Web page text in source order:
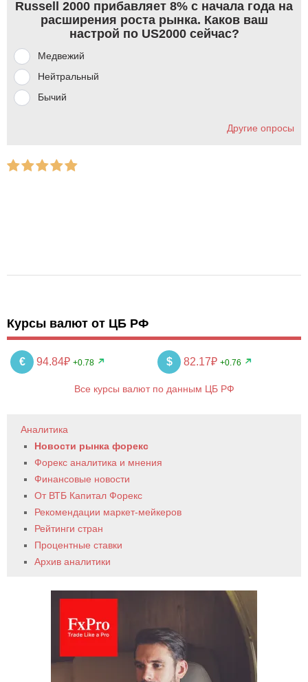
Russell 2000 прибавляет 8% с начала года на
расширения роста рынка. Каков ваш
настрой по US2000 сейчас?
Медвежий
Нейтральный
Бычий
Другие опросы
Курсы валют от ЦБ РФ
€ 94.84₽ +0.78 $ 82.17₽ +0.76
Все курсы валют по данным ЦБ РФ
Аналитика
Новости рынка форекс
Форекс аналитика и мнения
Финансовые новости
От ВТБ Капитал Форекс
Рекомендации маркет-мейкеров
Рейтинги стран
Процентные ставки
Архив аналитики